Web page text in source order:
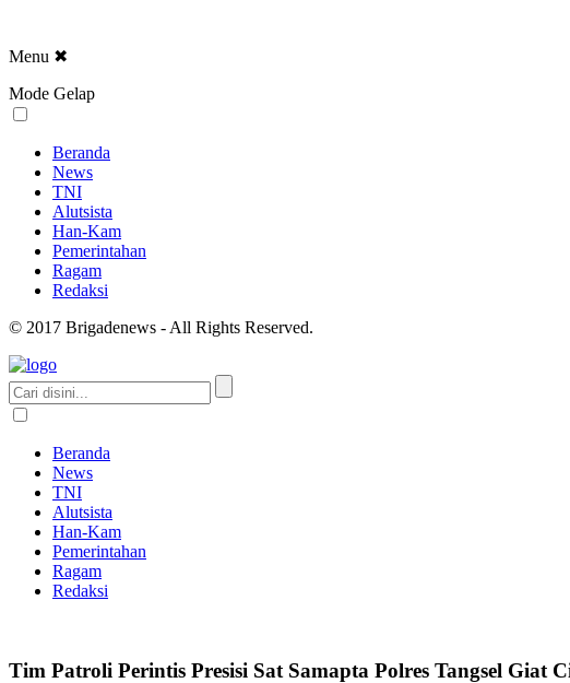
Menu ✖
Mode Gelap
Beranda
News
TNI
Alutsista
Han-Kam
Pemerintahan
Ragam
Redaksi
© 2017 Brigadenews - All Rights Reserved.
Beranda
News
TNI
Alutsista
Han-Kam
Pemerintahan
Ragam
Redaksi
Tim Patroli Perintis Presisi Sat Samapta Polres Tangsel Giat